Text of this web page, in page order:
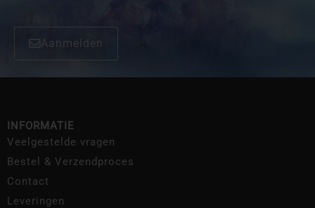
Aanmelden
INFORMATIE
Veelgestelde vragen
Bestel & Verzendproces
Contact
Leveringen